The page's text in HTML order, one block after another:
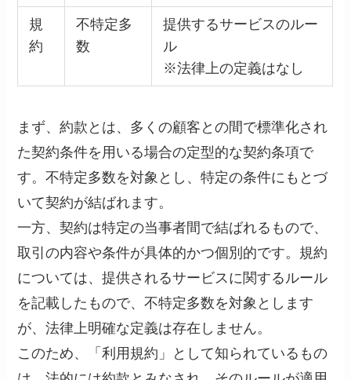
規
約
不特定多
数
提供するサービスのルー
ル
※法律上の定義はなし
まず、約款とは、多くの顧客との間で標準化され
た契約条件を用いる場合の定型的な契約条項で
す。不特定多数を対象とし、特定の条件にもとづ
いて契約が結ばれます。
一方、契約は特定の当事者間で結ばれるもので、
取引の内容や条件が具体的かつ個別的です。規約
については、提供されるサービスに関するルール
を記載したもので、不特定多数を対象とします
が、法律上明確な定義は存在しません。
このため、「利用規約」として知られているもの